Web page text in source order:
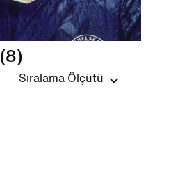
(8)
Sıralama Ölçütü